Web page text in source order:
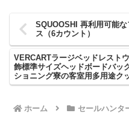
SQUOOSHI 再利用可能
ス（6カウント）
VERCARTラージベッドレスト
飾標準サイズヘッドボードバッ
ショニング寮の客室用多用途ク
能で洗えるカバー付き ベルベ
ホーム セールハン